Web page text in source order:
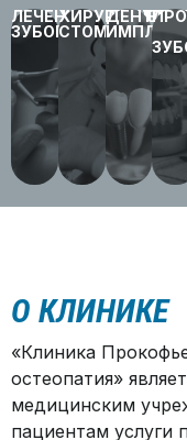
ЛЕЧЕНИЕ
ЗУБОВ
О КЛИНИКЕ
«Клиника
остеопатия»
медицинским
пациентам услуги